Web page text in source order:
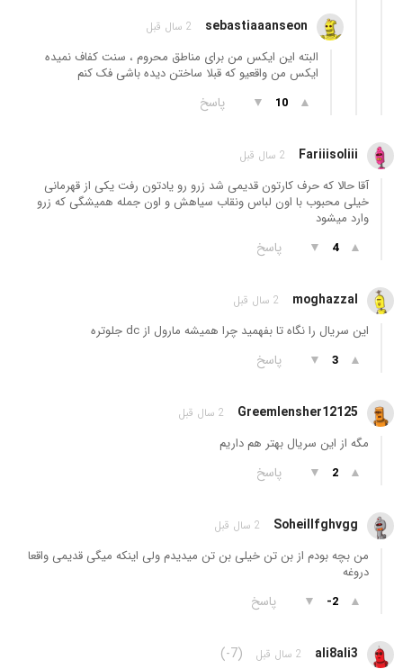
sebastiaaanseon 2 سال قبل
البته این ایکس من برای مناطق محروم ، سنت کفاف نمیده
ایکس من واقعیو که قبلا ساختن دیده باشی فک کنم
▲
10
▼ پاسخ
Fariiisoliii 2 سال قبل
آقا حالا که حرف کارتون قدیمی شد زرو رو یادتون رفت یکی از قهرمانی
خیلی محبوب با اون لباس ونقاب سیاهش و اون جمله همیشگی که زرو
وارد میشود
▲
4
▼ پاسخ
moghazzal 2 سال قبل
این سریال را نگاه تا بفهمید چرا همیشه مارول از dc جلوتره
▲
3
▼ پاسخ
Greemlensher12125 2 سال قبل
مگه از این سریال بهتر هم داریم
▲
2
▼ پاسخ
Soheillfghvgg 2 سال قبل
من بچه بودم از بن تن خیلی بن تن میدیدم ولی اینکه میگی قدیمی واقعا
دروغه
▲
-2
▼ پاسخ
ali8ali3 2 سال قبل (-7)